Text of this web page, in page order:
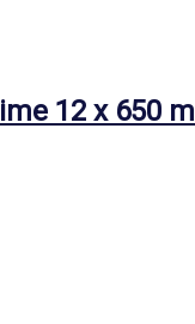
12 x 650 ml